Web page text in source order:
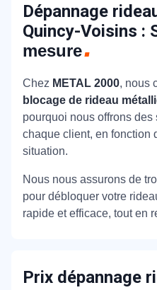
Dépannage
Quincy-Voisins :
mesure
Chez METAL 2000, nous
blocage de rideau
pourquoi nous offrons
chaque client, en fonction
situation.
Nous nous assurons de
pour débloquer votre
rapide et efficace, tout en
Prix dépannage